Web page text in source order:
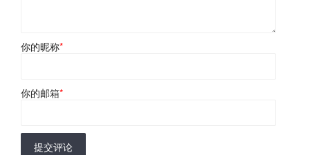
你的昵称*
你的邮箱*
提交评论